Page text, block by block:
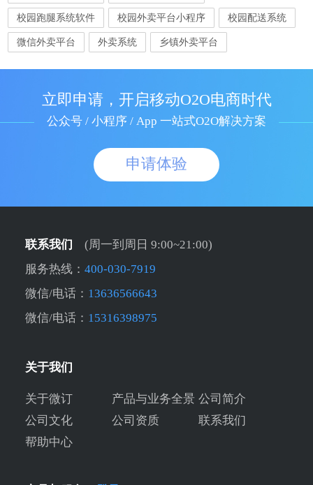
校园跑腿系统软件 校园外卖平台小程序 校园配送系统
微信外卖平台 外卖系统 乡镇外卖平台
立即申请，开启移动O2O电商时代
公众号 / 小程序 / App 一站式O2O解决方案
申请体验
联系我们
(周一到周日 9:00~21:00)
服务热线： 400-030-7919
微信/电话： 13636566643
微信/电话： 15316398975
关于我们
关于微订 产品与业务全景 公司简介
公司文化
公司资质
联系我们
帮助中心